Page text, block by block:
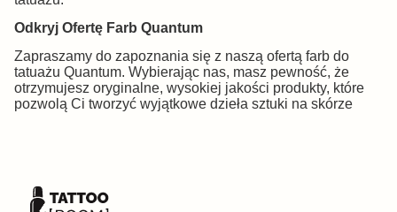
Odkryj Ofertę Farb Quantum
Zapraszamy do zapoznania się z naszą ofertą farb do
tatuażu Quantum. Wybierając nas, masz pewność, że
otrzymujesz oryginalne, wysokiej jakości produkty, które
pozwolą Ci tworzyć wyjątkowe dzieła sztuki na skórze